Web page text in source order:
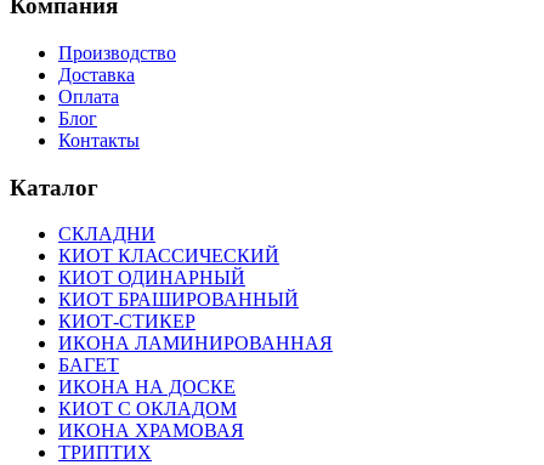
Компания
Производство
Доставка
Оплата
Блог
Контакты
Каталог
СКЛАДНИ
КИОТ КЛАССИЧЕСКИЙ
КИОТ ОДИНАРНЫЙ
КИОТ БРАШИРОВАННЫЙ
КИОТ-СТИКЕР
ИКОНА ЛАМИНИРОВАННАЯ
БАГЕТ
ИКОНА НА ДОСКЕ
КИОТ С ОКЛАДОМ
ИКОНА ХРАМОВАЯ
ТРИПТИХ